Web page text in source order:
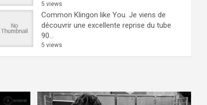
5 views
Common Klingon like You. Je viens de
découvrir une excellente reprise du tube
90...
5 views